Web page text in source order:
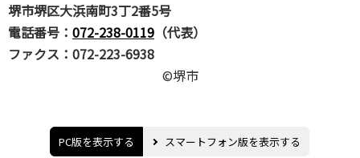
堺市堺区大浜南町3丁2番5号
電話番号： 072-238-0119 （代表）
ファクス：072-223-6938
©堺市
PC版を表示する スマートフォン版を表示する